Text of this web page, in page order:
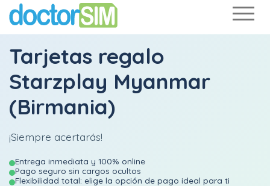
Tarjetas regalo
Starzplay Myanmar
(Birmania)
¡Siempre acertarás!
Entrega inmediata y 100% online
Pago seguro sin cargos ocultos
Flexibilidad total: elige la opción de pago ideal para ti